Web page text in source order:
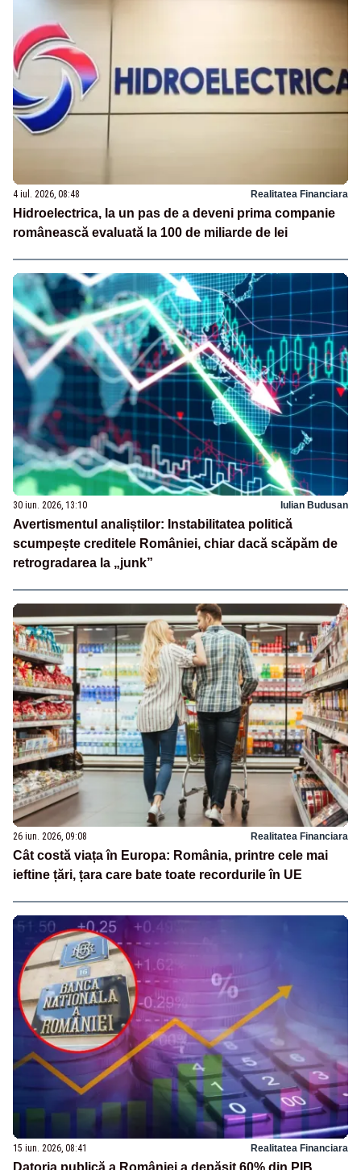
4 iul. 2026, 08:48 Realitatea Financiara
Hidroelectrica, la un pas de a deveni prima companie
românească evaluată la 100 de miliarde de lei
30 iun. 2026, 13:10 Iulian Budusan
Avertismentul analiștilor: Instabilitatea politică
scumpește creditele României, chiar dacă scăpăm de
retrogradarea la „junk”
26 iun. 2026, 09:08 Realitatea Financiara
Cât costă viața în Europa: România, printre cele mai
ieftine țări, țara care bate toate recordurile în UE
15 iun. 2026, 08:41 Realitatea Financiara
Datoria publică a României a depășit 60% din PIB.